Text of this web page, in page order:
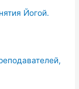
Йогой.